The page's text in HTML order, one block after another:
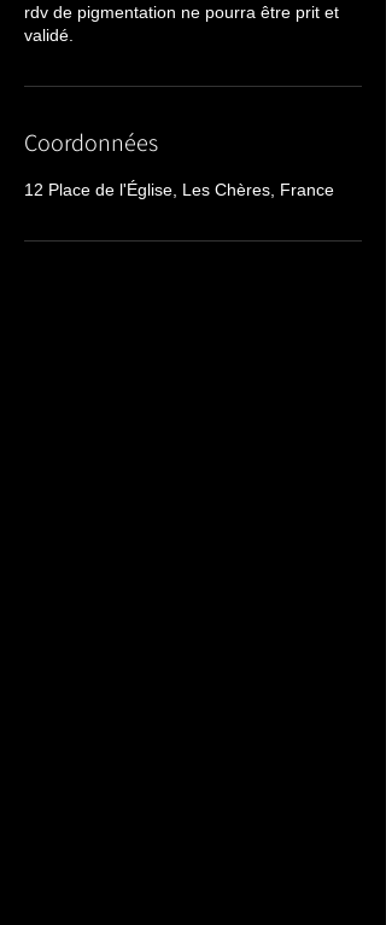
rdv de pigmentation ne pourra être prit et
validé.
Coordonnées
12 Place de l'Église, Les Chères, France